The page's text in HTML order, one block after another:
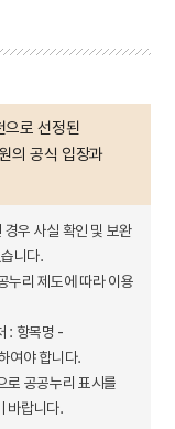
으로 선정된
의 공식 입장과
우 사실 확인 및 보완
니다.
누리 제도에 따라 이용
: 항목명 -
여야 합니다.
로 공공누리 표시를
바랍니다.